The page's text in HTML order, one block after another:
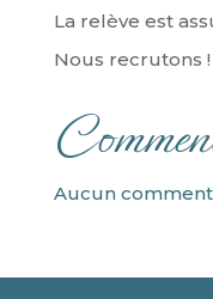
La relève est
Nous recrutons !
Aucun